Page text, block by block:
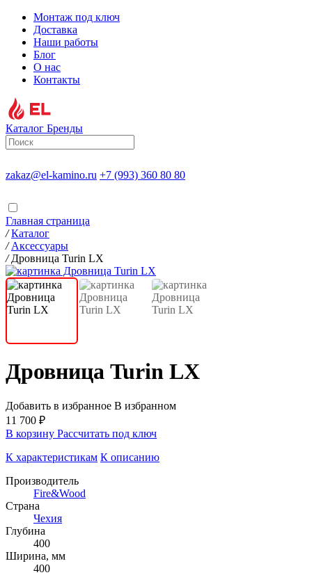
Монтаж под ключ
Доставка
Наши работы
Блог
О нас
Контакты
Каталог Бренды
zakaz@el-kamino.ru +7 (993) 360 80 80
Главная страница
/ Каталог
/ Аксессуары
/ Дровница Turin LХ
Дровница Turin LХ
Добавить в избранное В избранном
11 700 ₽
В корзину Рассчитать под ключ
К характеристикам К описанию
Производитель
Fire&Wood
Страна
Чехия
Глубина
400
Ширина, мм
400